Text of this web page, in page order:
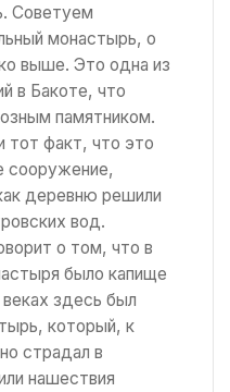
Советуем
монастырь, о
выше. Это одна из
в Бакоте, что
памятником.
тот факт, что это
сооружение,
деревню решили
вод.
о том, что в
было капище
здесь был
который, к
страдал в
нашествия